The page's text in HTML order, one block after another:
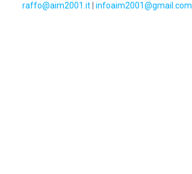
raffo@aim2001.it infoaim2001@gmail.com